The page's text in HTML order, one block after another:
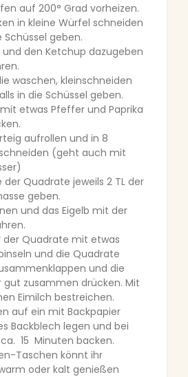
auf 200° Grad vorheizen.
in kleine Würfel schneiden
Schüssel geben.
und den Ketchup dazugeben
waschen, kleinschneiden
in die Schüssel geben.
etwas Pfeffer und Paprika
aufrollen und in 8
(geht auch mit
der Quadrate jeweils 2 TL der
geben.
und das Eigelb mit der
der Quadrate mit etwas
und die Quadrate
und die
gut zusammen drücken. Mit
Eimilch bestreichen.
auf ein mit Backpapier
Backblech legen und bei
15 Minuten backen.
Taschen könnt ihr
oder kalt genießen